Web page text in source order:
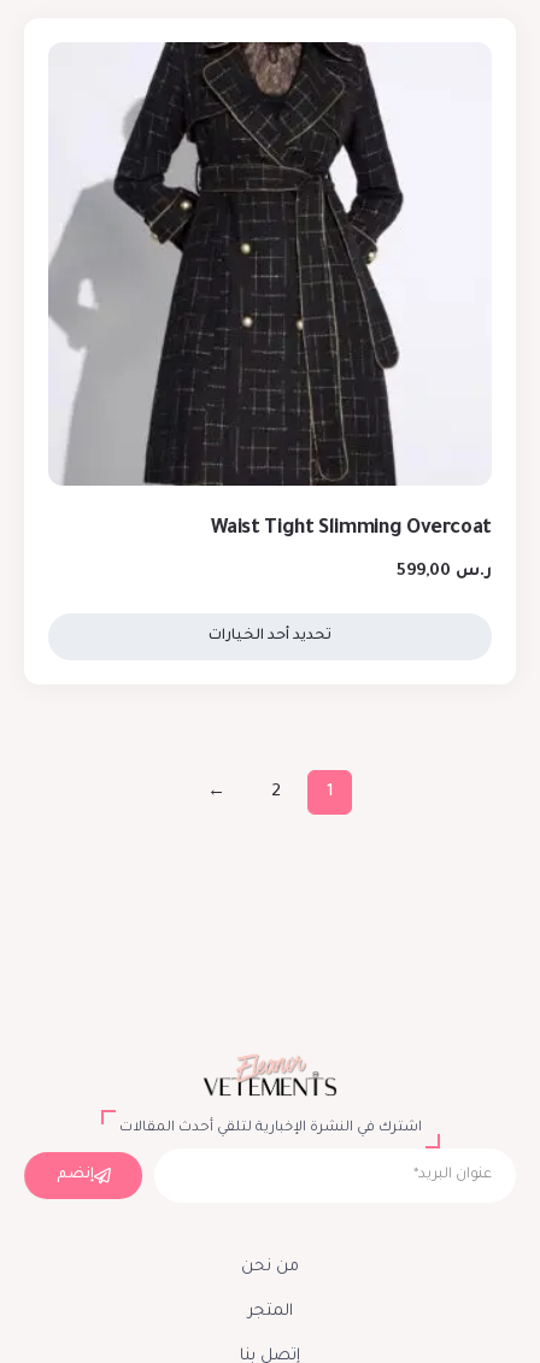
Waist Tight Slimming Overcoat
ر.س
تحديد أحد الخيارات
1
2
←
اشترك في النشرة الإخبارية لتلقي أحدث المقالات
إنضم
من نحن
المتجر
إتصل بنا